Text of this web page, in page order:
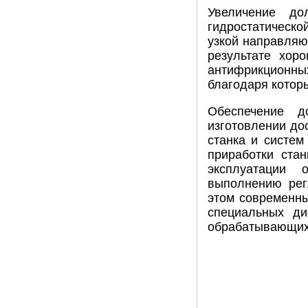
Увеличение
узкой
результате
благодаря
Обеспечение
изготовлении
станка и
приработки
эксплуатации
выполнению
этом
специальных